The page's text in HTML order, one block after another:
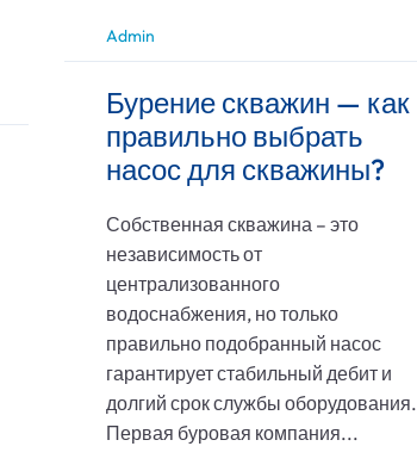
Admin
Бурение скважин — как
правильно выбрать
насос для скважины?
Собственная скважина – это
независимость от
централизованного
водоснабжения, но только
правильно подобранный насос
гарантирует стабильный дебит и
долгий срок службы оборудования.
Первая буровая компания...